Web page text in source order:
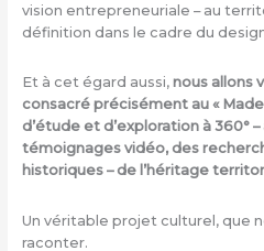
vision entrepreneuriale – au
définition dans le cadre du
Et à cet égard aussi,nous allons
consacré précisément au «
d’étude et d’exploration à 360°
témoignages vidéo, des
historiques – de l’héritage
Un véritable projet culturel, que
raconter.